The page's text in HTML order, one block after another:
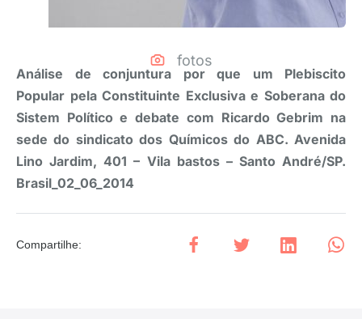
fotos
Análise de conjuntura por que um Plebiscito
Popular pela Constituinte Exclusiva e Soberana do
Sistem Político e debate com Ricardo Gebrim na
sede do sindicato dos Químicos do ABC. Avenida
Lino Jardim, 401 – Vila bastos – Santo André/SP.
Brasil_02_06_2014
Compartilhe: